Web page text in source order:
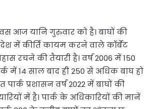
आज यानि गुरुवार को है। बाघों की
में कीर्ति कायम करने वाले कॉर्बेट
रचने की तैयारी है। वर्ष 2006 में 150
में 14 साल बाद ही 250 से अधिक बाघ हो
पार्क प्रशासन वर्ष 2022 में बाघों की
में है। पार्क के अधिकारियों की मानें